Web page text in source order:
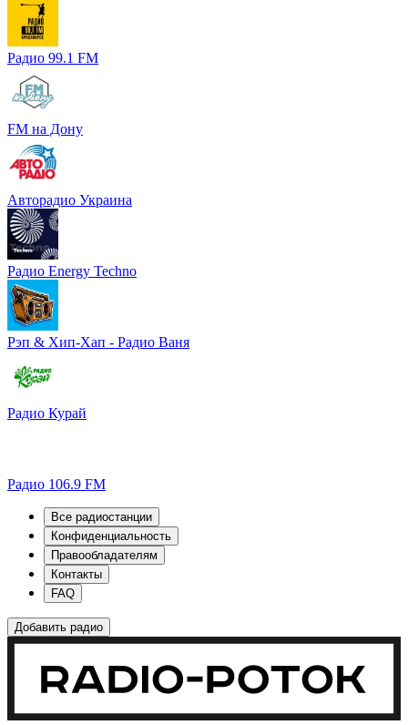
Радио 99.1 FM
FM на Дону
Авторадио Украина
Радио Energy Techno
Рэп & Хип-Хап - Радио Ваня
Радио Курай
Радио 106.9 FM
Все радиостанции
Конфиденциальность
Правообладателям
Контакты
FAQ
Добавить радио